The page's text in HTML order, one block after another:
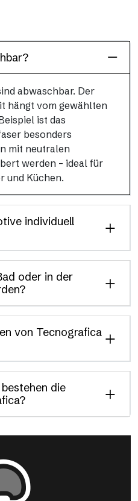
Badezimmertapete, ideal
mit hoher
abwaschbar. Der
hängt vom gewählten
ist das
besonders
mit neutralen
werden – ideal für
und Küchen.
individuell
oder in der
von Tecnografica
die